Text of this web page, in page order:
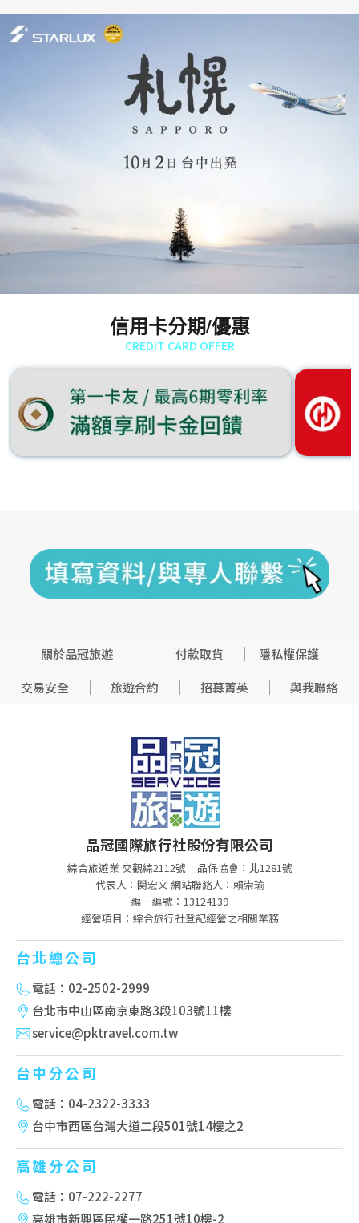
信用卡分期/優惠
CREDIT CARD OFFER
關於品冠旅遊 付款取貨
隱私權保護
交易安全
旅遊合約 招募菁英 與我聯絡
品冠國際旅行社股份有限公司
綜合旅遊業 交觀綜2112號
品保協會：北1281號
代表人：関宏文 網站聯絡人：賴崇瑜
編一編號：13124139
經營項目：綜合旅行社登記經營之相關業務
台北總公司
電話：02-2502-2999
台北市中山區南京東路3段103號11樓
service@pktravel.com.tw
台中分公司
電話：04-2322-3333
台中市西區台灣大道二段501號14樓之2
高雄分公司
電話：07-222-2277
高雄市新興區民權一路251號10樓-2